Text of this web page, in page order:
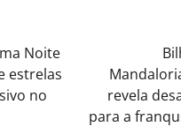
Noite
estrelas
no
revela
para a